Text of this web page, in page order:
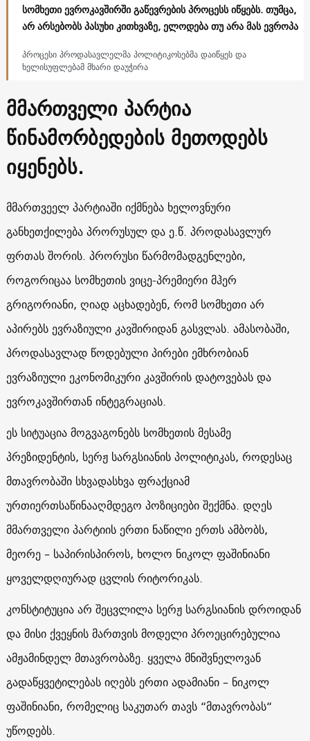
სომხეთი ევროკავშირში გაწევრების პროცესს იწყებს. თუმცა,
არ არსებობს პასუხი კითხვაზე, ელოდება თუ არა მას ევროპა
პროცესი პროდასავლელმა პოლიტიკოსებმა დაიწყეს და
ხელისუფლებამ მხარი დაუჭირა
მმართველი პარტია
წინამორბედების მეთოდებს
იყენებს.
მმართვეელ პარტიაში იქმნება ხელოვნური
განხეთქილება პრორუსულ და ე.წ. პროდასავლურ
ფრთას შორის. პრორუსი წარმომადგენლები,
როგორიცაა სომხეთის ვიცე-პრემიერი მჰერ
გრიგორიანი, ღიად აცხადებენ, რომ სომხეთი არ
აპირებს ევრაზიული კავშირიდან გასვლას. ამასობაში,
პროდასავლად წოდებული პირები ემხრობიან
ევრაზიული ეკონომიკური კავშირის დატოვებას და
ევროკავშირთან ინტეგრაციას.
ეს სიტუაცია მოგვაგონებს სომხეთის მესამე
პრეზიდენტის, სერჟ სარგსიანის პოლიტიკას, როდესაც
მთავრობაში სხვადასხვა ფრაქციამ
ურთიერთსაწინააღმდეგო პოზიციები შექმნა. დღეს
მმართველი პარტიის ერთი ნაწილი ერთს ამბობს,
მეორე – საპირისპიროს, ხოლო ნიკოლ ფაშინიანი
ყოველდღიურად ცვლის რიტორიკას.
კონსტიტუცია არ შეცვლილა სერჟ სარგსიანის დროიდან
და მისი ქვეყნის მართვის მოდელი პროეცირებულია
ამჟამინდელ მთავრობაზე. ყველა მნიშვნელოვან
გადაწყვეტილებას იღებს ერთი ადამიანი – ნიკოლ
ფაშინიანი, რომელიც საკუთარ თავს “მთავრობას“
უწოდებს.